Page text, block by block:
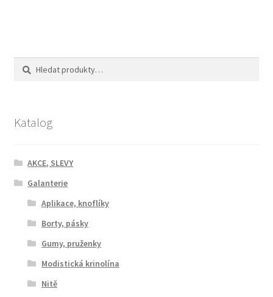
Hledat:
Hledat
Katalog
AKCE, SLEVY
Galanterie
Aplikace, knoflíky
Borty, pásky
Gumy, pruženky
Modistická krinolína
Nitě